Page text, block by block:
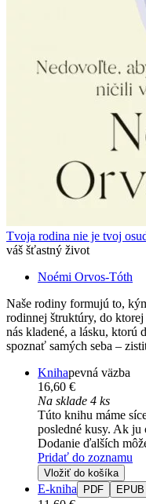
Tvoja rodina nie je tvoj
váš šťastný život
Noémi Orvos-Tóth
Naše rodiny formujú to,
rodinnej štruktúry, do ktorej
nás kladené, a lásku, ktorú
spoznať samých seba –
Knihapevná väzba
16,60 €
Na sklade 4 ks
Túto knihu máme
posledné kusy. Ak ju
Dodanie ďalších
Pridať do zoznamu
Vložiť do košíka
E-kniha PDF EPUB